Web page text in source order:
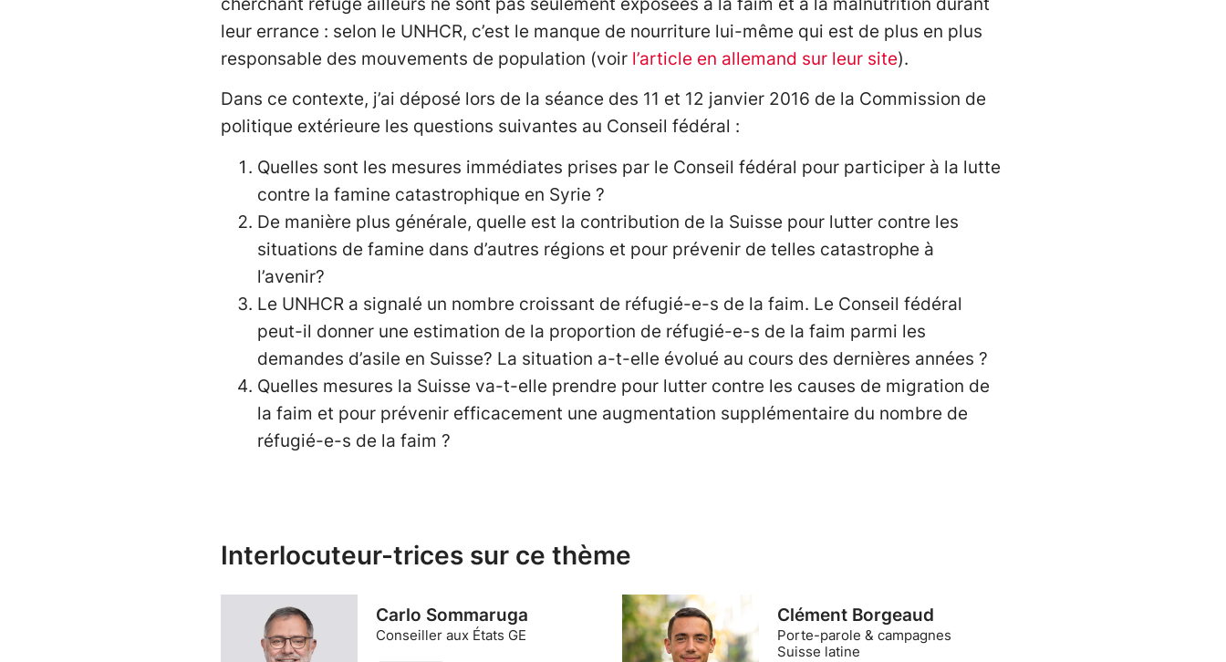
leur errance : selon le UNHCR, c’est le manque de nourriture lui-même qui est de plus en plus
responsable des mouvements de population (voir l’article en allemand sur leur site).
Dans ce contexte, j’ai déposé lors de la séance des 11 et 12 janvier 2016 de la Commission de
politique extérieure les questions suivantes au Conseil fédéral :
Quelles sont les mesures immédiates prises par le Conseil fédéral pour participer à la lutte
contre la famine catastrophique en Syrie ?
De manière plus générale, quelle est la contribution de la Suisse pour lutter contre les
situations de famine dans d’autres régions et pour prévenir de telles catastrophe à
l’avenir?
Le UNHCR a signalé un nombre croissant de réfugié-e-s de la faim. Le Conseil fédéral
peut-il donner une estimation de la proportion de réfugié-e-s de la faim parmi les
demandes d’asile en Suisse? La situation a-t-elle évolué au cours des dernières années ?
Quelles mesures la Suisse va-t-elle prendre pour lutter contre les causes de migration de
la faim et pour prévenir efficacement une augmentation supplémentaire du nombre de
réfugié-e-s de la faim ?
Interlocuteur-trices sur ce thème
Carlo Sommaruga
Conseiller aux États GE
Clément Borgeaud
Porte-parole & campagnes
Suisse latine